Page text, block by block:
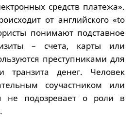
средств платежа».
от английского «to
понимают подставное
– счета, карты или
преступниками для
транзита денег. Человек
соучастником или
не подозревает о роли в